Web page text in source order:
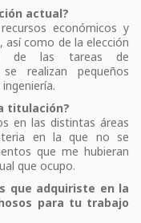
actual?
económicos y
como de la elección
de las tareas de
realizan pequeños
titulación?
en las distintas áreas
en la que no se
que me hubieran
que ocupo.
que adquiriste en la
para tu trabajo